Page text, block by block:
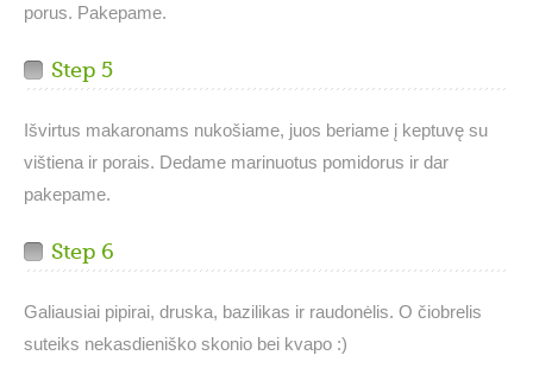
porus. Pakepame.
Step 5
Išvirtus makaronams nukošiame, juos beriame į keptuvę su
vištiena ir porais. Dedame marinuotus pomidorus ir dar
pakepame.
Step 6
Galiausiai pipirai, druska, bazilikas ir raudonėlis. O čiobrelis
suteiks nekasdieniško skonio bei kvapo :)